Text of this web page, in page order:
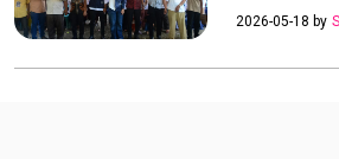
2026-05-18 by